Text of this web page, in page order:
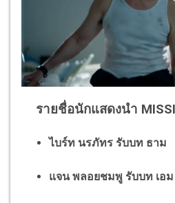
รายชื่อนักแสดงนำ
ไบร์ท นรภัทร รับบท ธาม
แจน พลอยชมพู รับบท เอม